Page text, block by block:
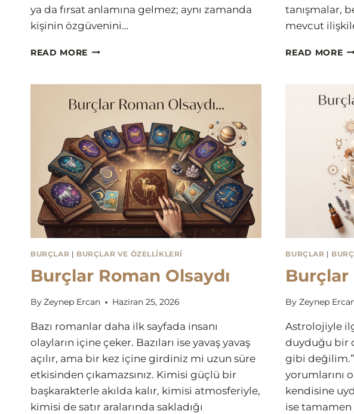
ya da fırsat anlamına gelmez; aynı zamanda
kişinin özgüvenini…
READ MORE YAZIN
BURÇLAR
tanışmalar,
mevcut
READ MORE
BURÇLAR | BURÇLAR VE ÖZELLIKLERI
Burçlar Roman Olsaydı
ByZeynep Ercan Haziran 25, 2026
Bazı romanlar daha ilk sayfada insanı
olayların içine çeker. Bazıları ise yavaş yavaş
açılır, ama bir kez içine girdiniz mi uzun süre
etkisinden çıkamazsınız. Kimisi güçlü bir
başkarakterle akılda kalır, kimisi atmosferiyle,
kimisi de satır aralarında sakladığı
BURÇLAR |
Burçlar
By Zeynep
Astrolojiyle
duyduğu bir
gibi
yorumlarını
kendisine
ise